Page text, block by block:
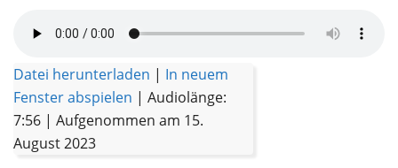
Datei herunterladen | In neuem
Fenster abspielen | Audiolänge:
7:56 | Aufgenommen am 15.
August 2023